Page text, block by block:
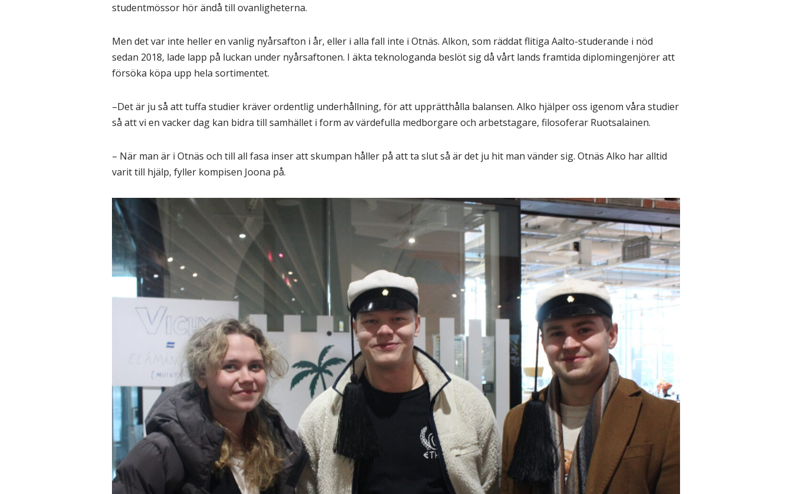
studentmössor hör ändå till ovanligheterna.
Men det var inte heller en vanlig nyårsafton i år, eller i alla fall inte i Otnäs. Alkon, som räddat flitiga Aalto-studerande i nöd
sedan 2018, lade lapp på luckan under nyårsaftonen. I äkta teknologanda beslöt sig då vårt lands framtida diplomingenjörer att
försöka köpa upp hela sortimentet.
–Det är ju så att tuffa studier kräver ordentlig underhållning, för att upprätthålla balansen. Alko hjälper oss igenom våra studier
så att vi en vacker dag kan bidra till samhället i form av värdefulla medborgare och arbetstagare, filosoferar Ruotsalainen.
– När man är i Otnäs och till all fasa inser att skumpan håller på att ta slut så är det ju hit man vänder sig. Otnäs Alko har alltid
varit till hjälp, fyller kompisen Joona på.